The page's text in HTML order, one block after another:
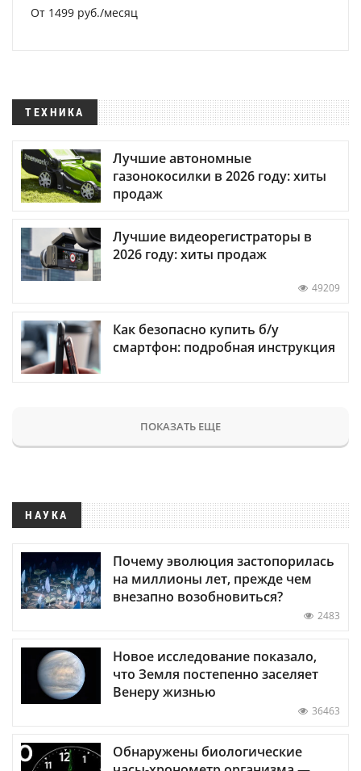
От 1499 руб./месяц
ТЕХНИКА
Лучшие автономные
газонокосилки в 2026 году: хиты
продаж
Лучшие видеорегистраторы в
2026 году: хиты продаж
49209
Как безопасно купить б/у
смартфон: подробная инструкция
ПОКАЗАТЬ ЕЩЕ
НАУКА
Почему эволюция застопорилась
на миллионы лет, прежде чем
внезапно возобновиться?
2483
Новое исследование показало,
что Земля постепенно заселяет
Венеру жизнью
36463
Обнаружены биологические